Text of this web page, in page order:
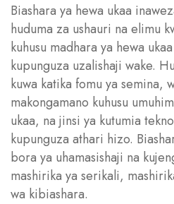
Biashara ya hewa ukaa
huduma za ushauri na elimu
kuhusu madhara ya hewa
kupunguza uzalishaji wake.
kuwa katika fomu ya semina,
makongamano kuhusu
ukaa, na jinsi ya kutumia
kupunguza athari hizo.
bora ya uhamasishaji na
mashirika ya serikali,
wa kibiashara.